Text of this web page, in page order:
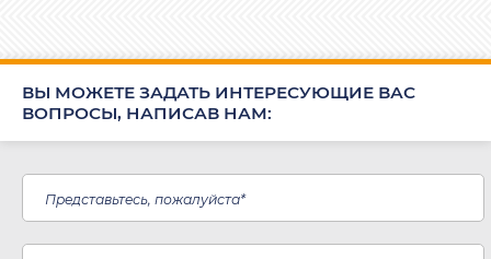
ВЫ МОЖЕТЕ ЗАДАТЬ ИНТЕРЕСУЮЩИЕ ВАС
ВОПРОСЫ, НАПИСАВ НАМ: